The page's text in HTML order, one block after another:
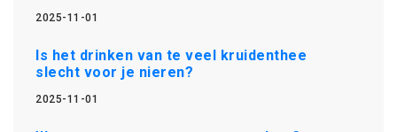
2025-11-01
Is het drinken van te veel kruidenthee
slecht voor je nieren?
2025-11-01